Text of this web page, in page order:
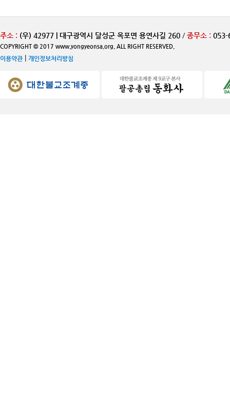
주소 : (우) 42977 | 대구광역시 달성군 옥포면 용연사길 260 / 종무소 : 053-
COPYRIGHT © 2017 www.yongyeonsa.org. ALL RIGHT RESERVED.
이용약관| 개인정보처리방침